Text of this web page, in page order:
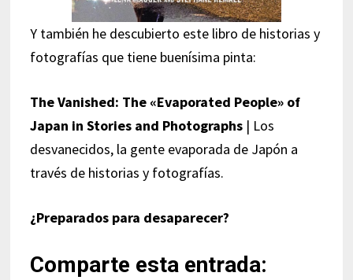
Y también he descubierto este libro de historias y
fotografías que tiene buenísima pinta:
The Vanished: The «Evaporated People» of
Japan in Stories and Photographs| Los
desvanecidos, la gente evaporada de Japón a
través de historias y fotografías.
¿Preparados para desaparecer?
Comparte esta entrada: